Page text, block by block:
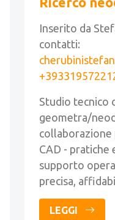
Inserito da
contatti:
Studio tecnico
geometra/
collaborazione
CAD - pratiche
supporto
precisa,
LEGGI